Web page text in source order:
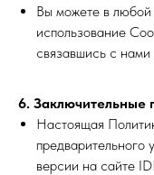
Вы можете в любой
использование
связавшись с
6. Заключительные
Настоящая
предварительного
версии на сайте